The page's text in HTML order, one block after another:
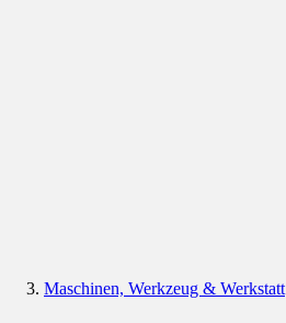
Maschinen, Werkzeug & Werkstatt